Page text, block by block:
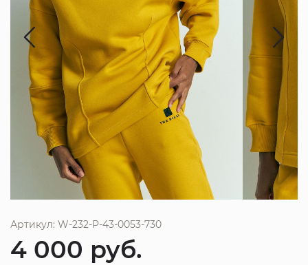
Артикул: W-232-P-43-0053-730
4 000 руб.